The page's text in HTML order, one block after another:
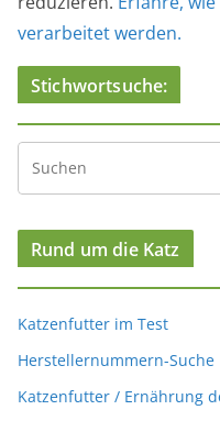
verarbeitet werden.
Stichwortsuche:
Rund um die Katz
Katzenfutter im Test
Herstellernummern-Suche
Katzenfutter / Ernährung